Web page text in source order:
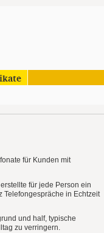
für Kunden mit
für jede Person ein
Telefongespräche in Echtzeit
und half, typische
zu verringern.